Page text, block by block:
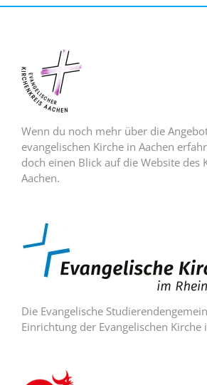
Wenn du noch mehr über die
evangelischen Kirche in Aachen
doch einen Blick auf die Website des
Aachen.
Die Evangelische
Einrichtung der Evangelischen Kirche